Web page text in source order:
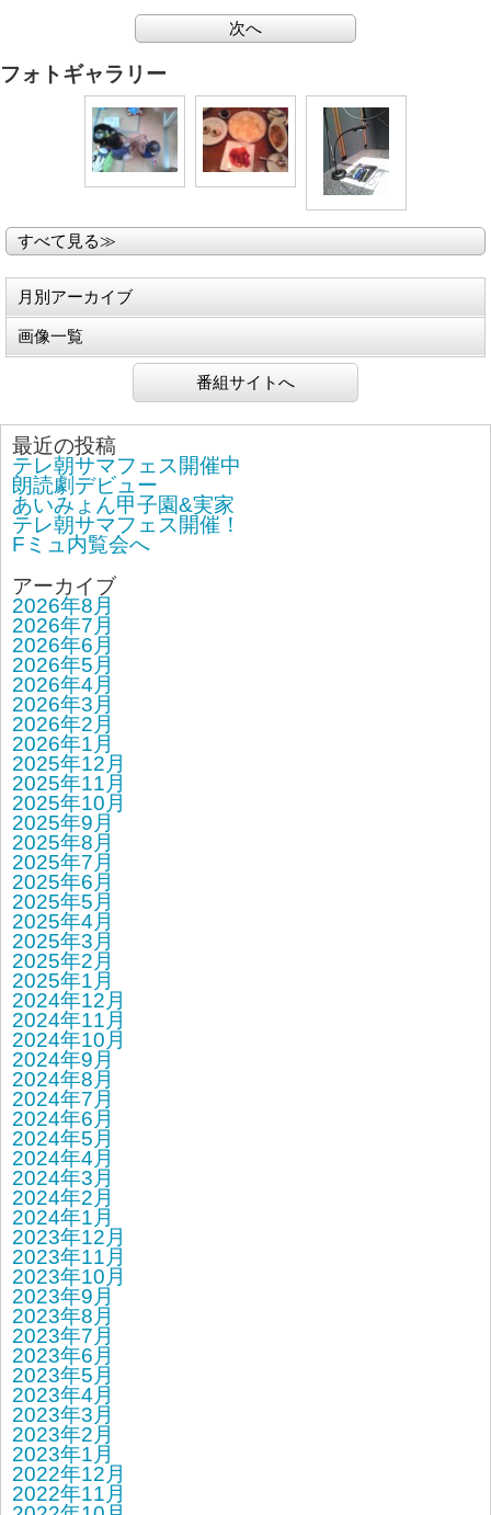
次へ
フォトギャラリー
すべて見る≫
月別アーカイブ
画像一覧
番組サイトへ
最近の投稿
テレ朝サマフェス開催中
朗読劇デビュー
あいみょん甲子園&実家
テレ朝サマフェス開催！
Fミュ内覧会へ
アーカイブ
2026年8月
2026年7月
2026年6月
2026年5月
2026年4月
2026年3月
2026年2月
2026年1月
2025年12月
2025年11月
2025年10月
2025年9月
2025年8月
2025年7月
2025年6月
2025年5月
2025年4月
2025年3月
2025年2月
2025年1月
2024年12月
2024年11月
2024年10月
2024年9月
2024年8月
2024年7月
2024年6月
2024年5月
2024年4月
2024年3月
2024年2月
2024年1月
2023年12月
2023年11月
2023年10月
2023年9月
2023年8月
2023年7月
2023年6月
2023年5月
2023年4月
2023年3月
2023年2月
2023年1月
2022年12月
2022年11月